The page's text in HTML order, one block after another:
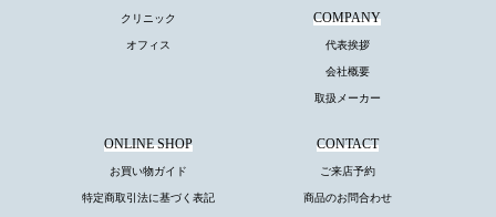
クリニック
オフィス
COMPANY
代表挨拶
会社概要
取扱メーカー
CONTACT
ご来店予約
商品のお問合わせ
ONLINE SHOP
お買い物ガイド
特定商取引法に基づく表記